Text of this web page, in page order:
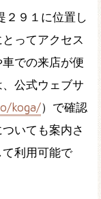
２９１に位置し
ってアクセス
での来店が便
公式ウェブサ
koga/）で確認
いても案内さ
利用可能で